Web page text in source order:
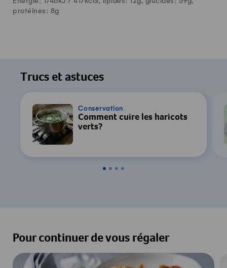
protéines: 8g
Trucs et astuces
Conservation
Comment cuire les haricots
verts?
Pour continuer de vous régaler